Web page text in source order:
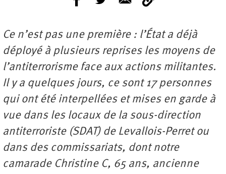
Ce n’est pas une première : l’État a déjà
déployé à plusieurs reprises les moyens de
l’antiterrorisme face aux actions militantes.
Il y a quelques jours, ce sont 17 personnes
qui ont été interpellées et mises en garde à
vue dans les locaux de la sous-direction
antiterroriste (SDAT) de Levallois-Perret ou
dans des commissariats, dont notre
camarade Christine C, 65 ans, ancienne